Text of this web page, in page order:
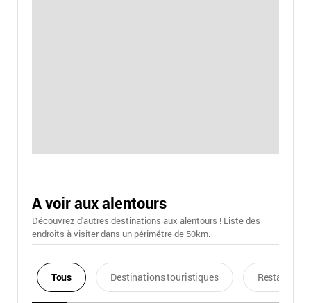
A voir aux alentours
Découvrez d'autres destinations aux alentours ! Liste des
endroits à visiter dans un périmétre de 50km.
Tous Destinations touristiques Restaurants